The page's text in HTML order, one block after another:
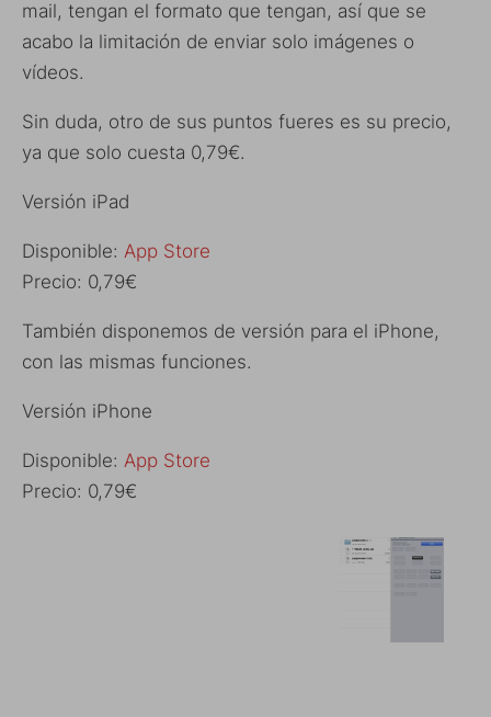
mail, tengan el formato que tengan, así que se
acabo la limitación de enviar solo imágenes o
vídeos.
Sin duda, otro de sus puntos fueres es su precio,
ya que solo cuesta 0,79€.
Versión iPad
Disponible: App Store
Precio: 0,79€
También disponemos de versión para el iPhone,
con las mismas funciones.
Versión iPhone
Disponible: App Store
Precio: 0,79€